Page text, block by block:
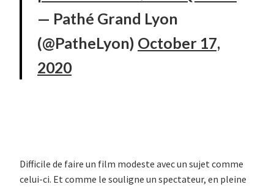
— Pathé Grand Lyon
(@PatheLyon) October 17,
2020
Difficile de faire un film modeste avec un sujet comme
celui-ci. Et comme le souligne un spectateur, en pleine